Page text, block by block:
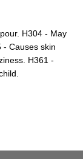
H304 - May
- Causes skin
H361 -